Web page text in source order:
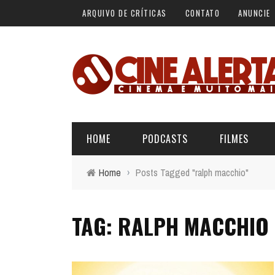
ARQUIVO DE CRÍTICAS CONTATO ANUNCIE
HOME PODCASTS
ALERTA DE SPOILER
FILMES
CINERAMA
Home › Posts Tagged "ralph macchio"
TAG: RALPH MACCHIO